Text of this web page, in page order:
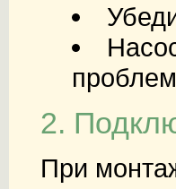
2.
При